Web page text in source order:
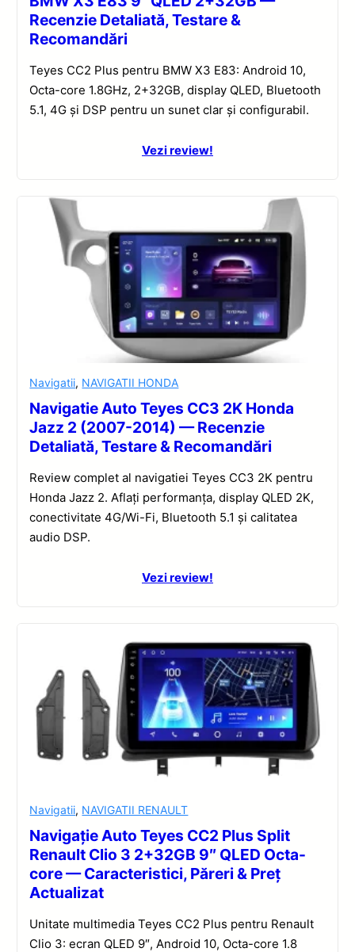
Recenzie Detaliată, Testare &
Recomandări
Teyes CC2 Plus pentru BMW X3 E83: Android 10,
Octa-core 1.8GHz, 2+32GB, display QLED, Bluetooth
5.1, 4G și DSP pentru un sunet clar și configurabil.
Vezi review!
Navigatii, NAVIGATII HONDA
Navigatie Auto Teyes CC3 2K Honda
Jazz 2 (2007-2014) — Recenzie
Detaliată, Testare & Recomandări
Review complet al navigatiei Teyes CC3 2K pentru
Honda Jazz 2. Aflați performanța, display QLED 2K,
conectivitate 4G/Wi-Fi, Bluetooth 5.1 și calitatea
audio DSP.
Vezi review!
Navigatii, NAVIGATII RENAULT
Navigație Auto Teyes CC2 Plus Split
Renault Clio 3 2+32GB 9″ QLED Octa-
core — Caracteristici, Păreri & Preț
Actualizat
Unitate multimedia Teyes CC2 Plus pentru Renault
Clio 3: ecran QLED 9″, Android 10, Octa-core 1.8